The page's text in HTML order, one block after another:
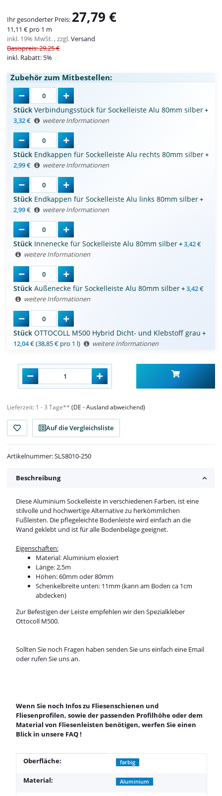
Ihr gesonderter Preis: 27,79 €
11,11 € pro 1 m
inkl. 19% MwSt. , zzgl.Versand
Basispreis: 29,25 €
inkl. Rabatt: 5%
Zubehör zum Mitbestellen:
Stück Verbindungsstück für Sockelleiste Alu 80mm silber+
3,32€ weitere Informationen
Stück Endkappen für Sockelleiste Alu rechts 80mm silber+
2,99€ weitere Informationen
Stück Endkappen für Sockelleiste Alu links 80mm silber+
2,99€ weitere Informationen
Stück Innenecke für Sockelleiste Alu 80mm silber+3,42€
weitere Informationen
Stück Außenecke für Sockelleiste Alu 80mm silber+3,42€
weitere Informationen
Stück OTTOCOLL M500 Hybrid Dicht- und Klebstoff grau +
12,04€(38,85 € pro 1 l) weitere Informationen
Lieferzeit: 1 - 3 Tage** (DE - Ausland abweichend)
Auf die Vergleichsliste
Artikelnummer:SLS8010-250
Beschreibung
Diese Aluminium Sockelleiste in verschiedenen Farben, ist eine
stilvolle und hochwertige Alternative zu herkömmlichen
Fußleisten. Die pflegeleichte Bodenleiste wird einfach an die
Wand geklebt und ist für alle Bodenbeläge geeignet.
Eigenschaften:
Material: Aluminium eloxiert
Länge: 2,5m
Höhen: 60mm oder 80mm
Schenkelbreite unten: 11mm (kann am Boden ca 1cm
abdecken)
Zur Befestigen der Leiste empfehlen wir den Spezialkleber
Ottocoll M500.
Sollten Sie noch Fragen haben senden Sie uns einfach eine Email
oder rufen Sie uns an.
Wenn Sie noch Infos zu Fliesenschienen und
Fliesenprofilen, sowie der passenden Profilhöhe oder dem
Material von Fliesenleisten benötigen, werfen Sie einen
Blick in unsere FAQ!
Produkteigenschaft
Wert
Oberfläche: farbig
Material: Aluminium